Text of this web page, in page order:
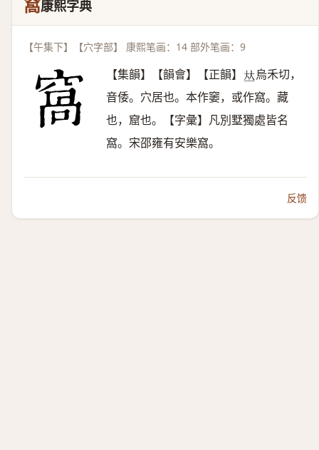
窩康熙字典
【午集下】【穴字部】 康熙笔画：14 部外笔画：9
【集韻】【韻會】【正韻】 𠀤烏禾切，
音倭。穴居也。本作䆧，或作窩。藏
也，窟也。【字彙】凡別墅獨處皆名
窩。宋邵雍有安樂窩。
反馈